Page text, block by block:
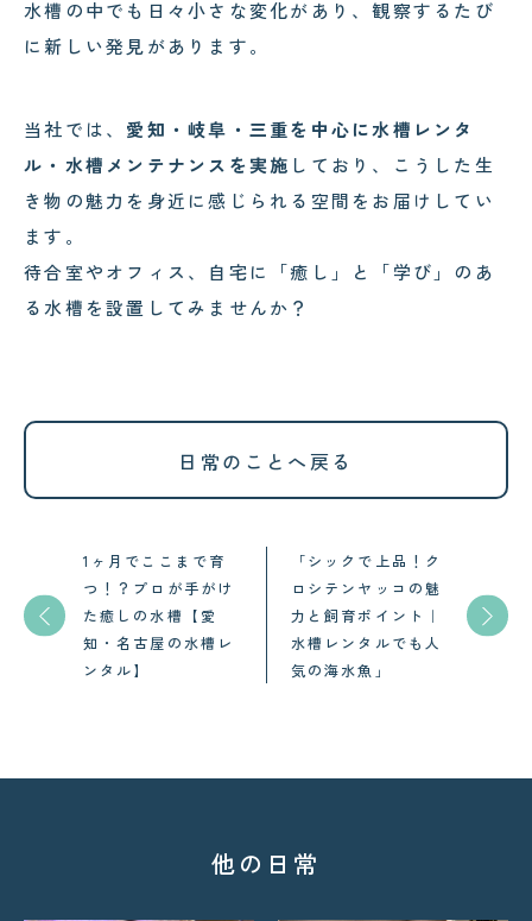
水槽の中でも日々小さな変化があり、観察するたび
に新しい発見があります。
当社では、 愛知・岐阜・三重を中心に水槽レンタ
ル・水槽メンテナンスを実施 しており、こうした生
き物の魅力を身近に感じられる空間をお届けしてい
ます。
待合室やオフィス、自宅に「癒し」と「学び」のあ
る水槽を設置してみませんか？
日常のことへ戻る
1ヶ月でここまで育
つ！？プロが手がけ
た癒しの水槽【愛
知・名古屋の水槽レ
ンタル】
「シックで上品！ク
ロシテンヤッコの魅
力と飼育ポイント｜
水槽レンタルでも人
気の海水魚」
他の日常